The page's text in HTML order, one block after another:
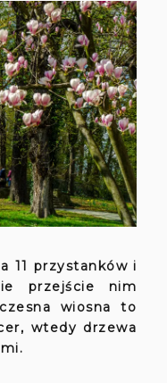
11 przystanków i
przejście nim
wiosna to
wtedy drzewa